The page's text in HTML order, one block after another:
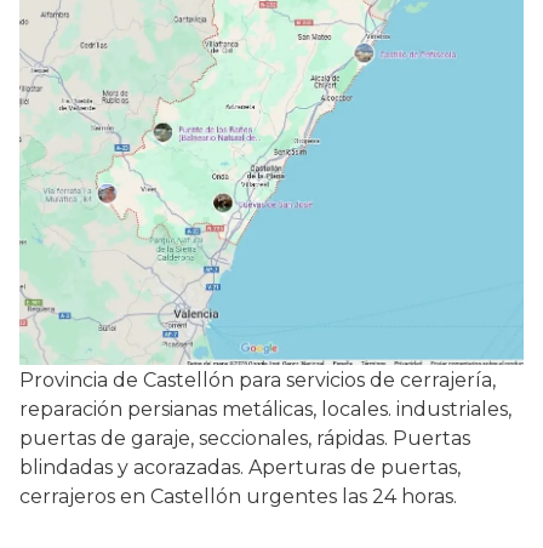
Provincia de Castellón para servicios de cerrajería,
reparación persianas metálicas, locales. industriales,
puertas de garaje, seccionales, rápidas. Puertas
blindadas y acorazadas. Aperturas de puertas,
cerrajeros en Castellón urgentes las 24 horas.